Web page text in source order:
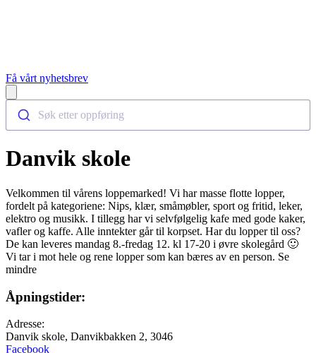
Få vårt nyhetsbrev
Søk etter oppføring
Danvik skole
Velkommen til vårens loppemarked! Vi har masse flotte lopper,
fordelt på kategoriene: Nips, klær, småmøbler, sport og fritid, leker,
elektro og musikk. I tillegg har vi selvfølgelig kafe med gode kaker,
vafler og kaffe. Alle inntekter går til korpset. Har du lopper til oss?
De kan leveres mandag 8.-fredag 12. kl 17-20 i øvre skolegård 🙂
Vi tar i mot hele og rene lopper som kan bæres av en person. Se
mindre
Åpningstider:
Adresse:
Danvik skole, Danvikbakken 2, 3046
Facebook